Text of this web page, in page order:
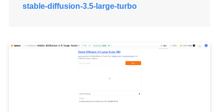
stable-diffusion-3.5-large-turbo